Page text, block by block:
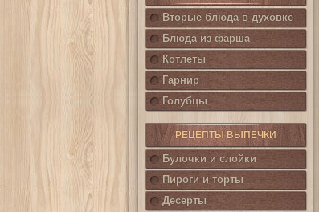
Вторые блюда в духовке
Блюда из фарша
Котлеты
Гарнир
Голубцы
РЕЦЕПТЫ ВЫПЕЧКИ
Булочки и слойки
Пироги и торты
Десерты